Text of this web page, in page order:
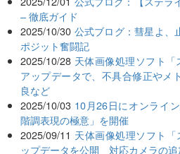
– 徹底ガイド
2025/10/30 公式ブログ：彗星よ
ポジット奮闘記
2025/10/28 天体画像処理ソフト
アップデータで、不具合修正やメ
良など
2025/10/03 10月26日にオンライ
階調表現の極意」を開催
2025/09/11 天体画像処理ソフト
ップデータを公開 対応カメラの追